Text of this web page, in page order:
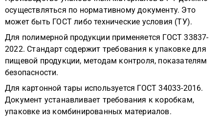
осуществляться по нормативному документу. Это
может быть ГОСТ либо технические условия (ТУ).
Для полимерной продукции применяется ГОСТ 33837-
2022. Стандарт содержит требования к упаковке для
пищевой продукции, методам контроля, показателям
безопасности.
Для картонной тары используется ГОСТ 34033-2016.
Документ устанавливает требования к коробкам,
упаковке из комбинированных материалов.